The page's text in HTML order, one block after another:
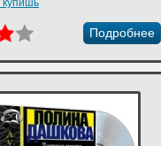
купишь
Подробнее